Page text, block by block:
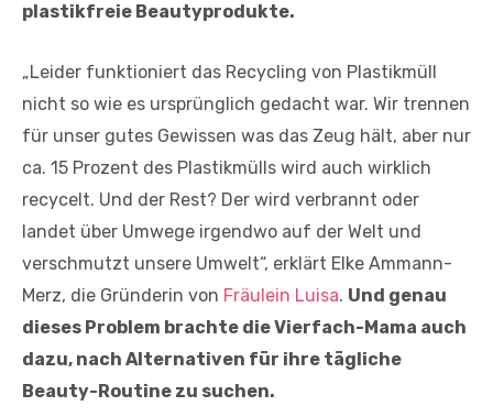
plastikfreie Beautyprodukte.
„Leider funktioniert das Recycling von Plastikmüll
nicht so wie es ursprünglich gedacht war. Wir trennen
für unser gutes Gewissen was das Zeug hält, aber nur
ca. 15 Prozent des Plastikmülls wird auch wirklich
recycelt. Und der Rest? Der wird verbrannt oder
landet über Umwege irgendwo auf der Welt und
verschmutzt unsere Umwelt“, erklärt Elke Ammann-
Merz, die Gründerin von Fräulein Luisa. Und genau
dieses Problem brachte die Vierfach-Mama auch
dazu, nach Alternativen für ihre tägliche
Beauty-Routine zu suchen.